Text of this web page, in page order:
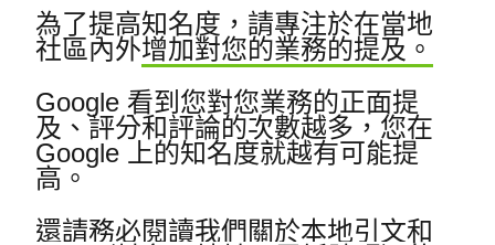
為了提高知名度，請專注於在當地
社區內外增加對您的業務的提及。
Google 看到您對您業務的正面提
及、評分和評論的次數越多，您在
Google 上的知名度就越有可能提
高。
還請務必閱讀我們關於本地引文和